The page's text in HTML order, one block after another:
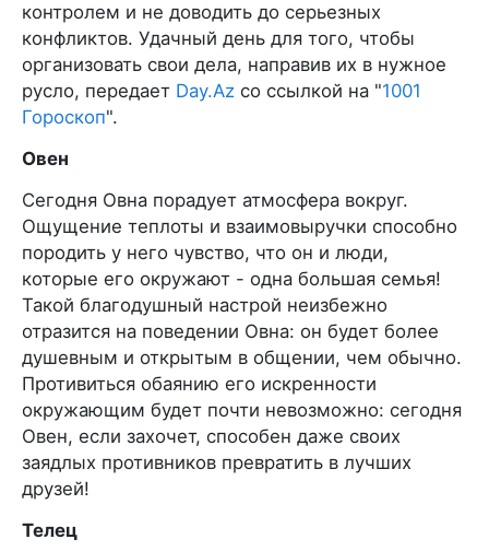
контролем и не доводить до серьезных
конфликтов. Удачный день для того, чтобы
организовать свои дела, направив их в нужное
русло, передает Day.Az со ссылкой на "1001
Гороскоп".
Овен
Сегодня Овна порадует атмосфера вокруг.
Ощущение теплоты и взаимовыручки способно
породить у него чувство, что он и люди,
которые его окружают - одна большая семья!
Такой благодушный настрой неизбежно
отразится на поведении Овна: он будет более
душевным и открытым в общении, чем обычно.
Противиться обаянию его искренности
окружающим будет почти невозможно: сегодня
Овен, если захочет, способен даже своих
заядлых противников превратить в лучших
друзей!
Телец